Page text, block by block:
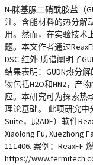
N-脒基脲二硝酰胺盐（
注。含能材料的热分解
用。然而，在实验技术
题。本文作者通过
DSC-红外-质谱阐明了
结果表明：GUDN热分
物包括H2O和HN2，产
应。本研究可为探索热
理论基础。 此项研究中
Suite，原ADF）软件
Xiaolong Fu, Xuezhong
111406. 案例：
https://